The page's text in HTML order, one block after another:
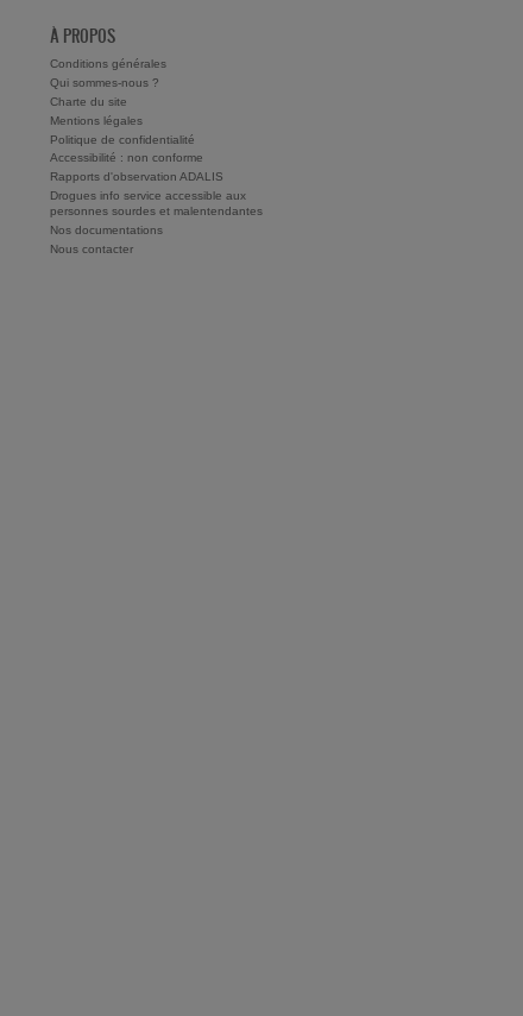
À PROPOS
Conditions générales
Qui sommes-nous ?
Charte du site
Mentions légales
Politique de confidentialité
Accessibilité : non conforme
Rapports d'observation ADALIS
Drogues info service accessible aux
personnes sourdes et malentendantes
Nos documentations
Nous contacter